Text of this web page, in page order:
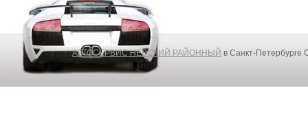
АВТОСЕРВИС НЕВСКИЙ РАЙОННЫЙ в Санкт-Петербурге